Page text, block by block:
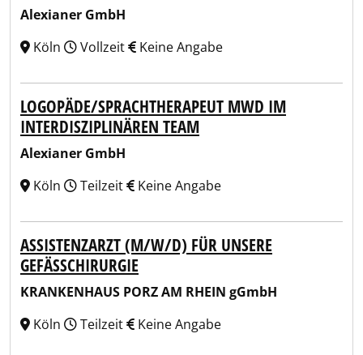
Alexianer GmbH
Köln
Vollzeit Keine Angabe
LOGOPÄDE/SPRACHTHERAPEUT MWD IM
INTERDISZIPLINÄREN TEAM
Alexianer GmbH
Köln
Teilzeit Keine Angabe
ASSISTENZARZT (M/W/D) FÜR UNSERE
GEFÄSSCHIRURGIE
KRANKENHAUS PORZ AM RHEIN gGmbH
Köln
Teilzeit Keine Angabe